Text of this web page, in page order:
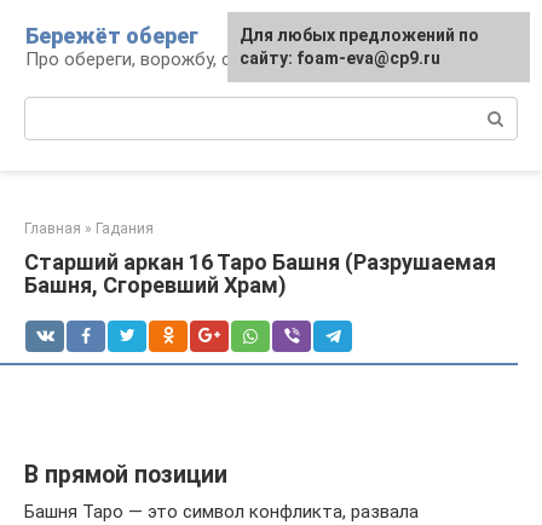
контенту
Бережёт оберег
Про обереги, ворожбу, сны и гадания
Главная » Гадания
Старший аркан 16 Таро Башня (Разрушаемая
Башня, Сгоревший Храм)
В прямой позиции
Башня Таро — это символ конфликта, развала
Для любых предложений по
сайту: foam-eva@cp9.ru